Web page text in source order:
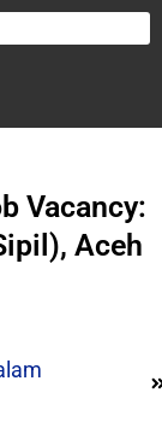
Vacancy:
Aceh